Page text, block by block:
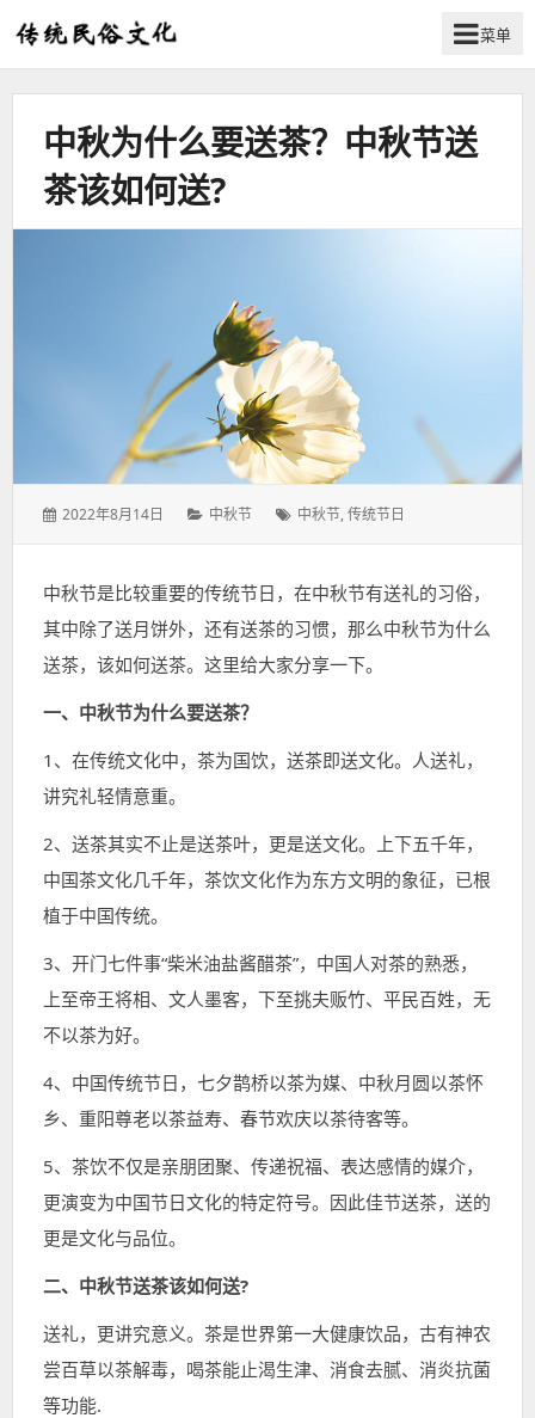
弘
扬
菜单
中秋为什么要送茶？中秋节送
茶该如何送?
发
2022年8月14日
分
中秋节
标
中秋节,传统节日
中秋节是比较重要的传统节日，在中秋节有送礼的习俗，
其中除了送月饼外，还有送茶的习惯，那么中秋节为什么
送茶，该如何送茶。这里给大家分享一下。
一、中秋节为什么要送茶？
1、在传统文化中，茶为国饮，送茶即送文化。人送礼，
讲究礼轻情意重。
2、送茶其实不止是送茶叶，更是送文化。上下五千年，
中国茶文化几千年，茶饮文化作为东方文明的象征，已根
植于中国传统。
3、开门七件事“柴米油盐酱醋茶”，中国人对茶的熟悉，
上至帝王将相、文人墨客，下至挑夫贩竹、平民百姓，无
不以茶为好。
4、中国传统节日，七夕鹊桥以茶为媒、中秋月圆以茶怀
乡、重阳尊老以茶益寿、春节欢庆以茶待客等。
5、茶饮不仅是亲朋团聚、传递祝福、表达感情的媒介，
更演变为中国节日文化的特定符号。因此佳节送茶，送的
更是文化与品位。
二、中秋节送茶该如何送?
送礼，更讲究意义。茶是世界第一大健康饮品，古有神农
尝百草以茶解毒，喝茶能止渴生津、消食去腻、消炎抗菌
等功能.